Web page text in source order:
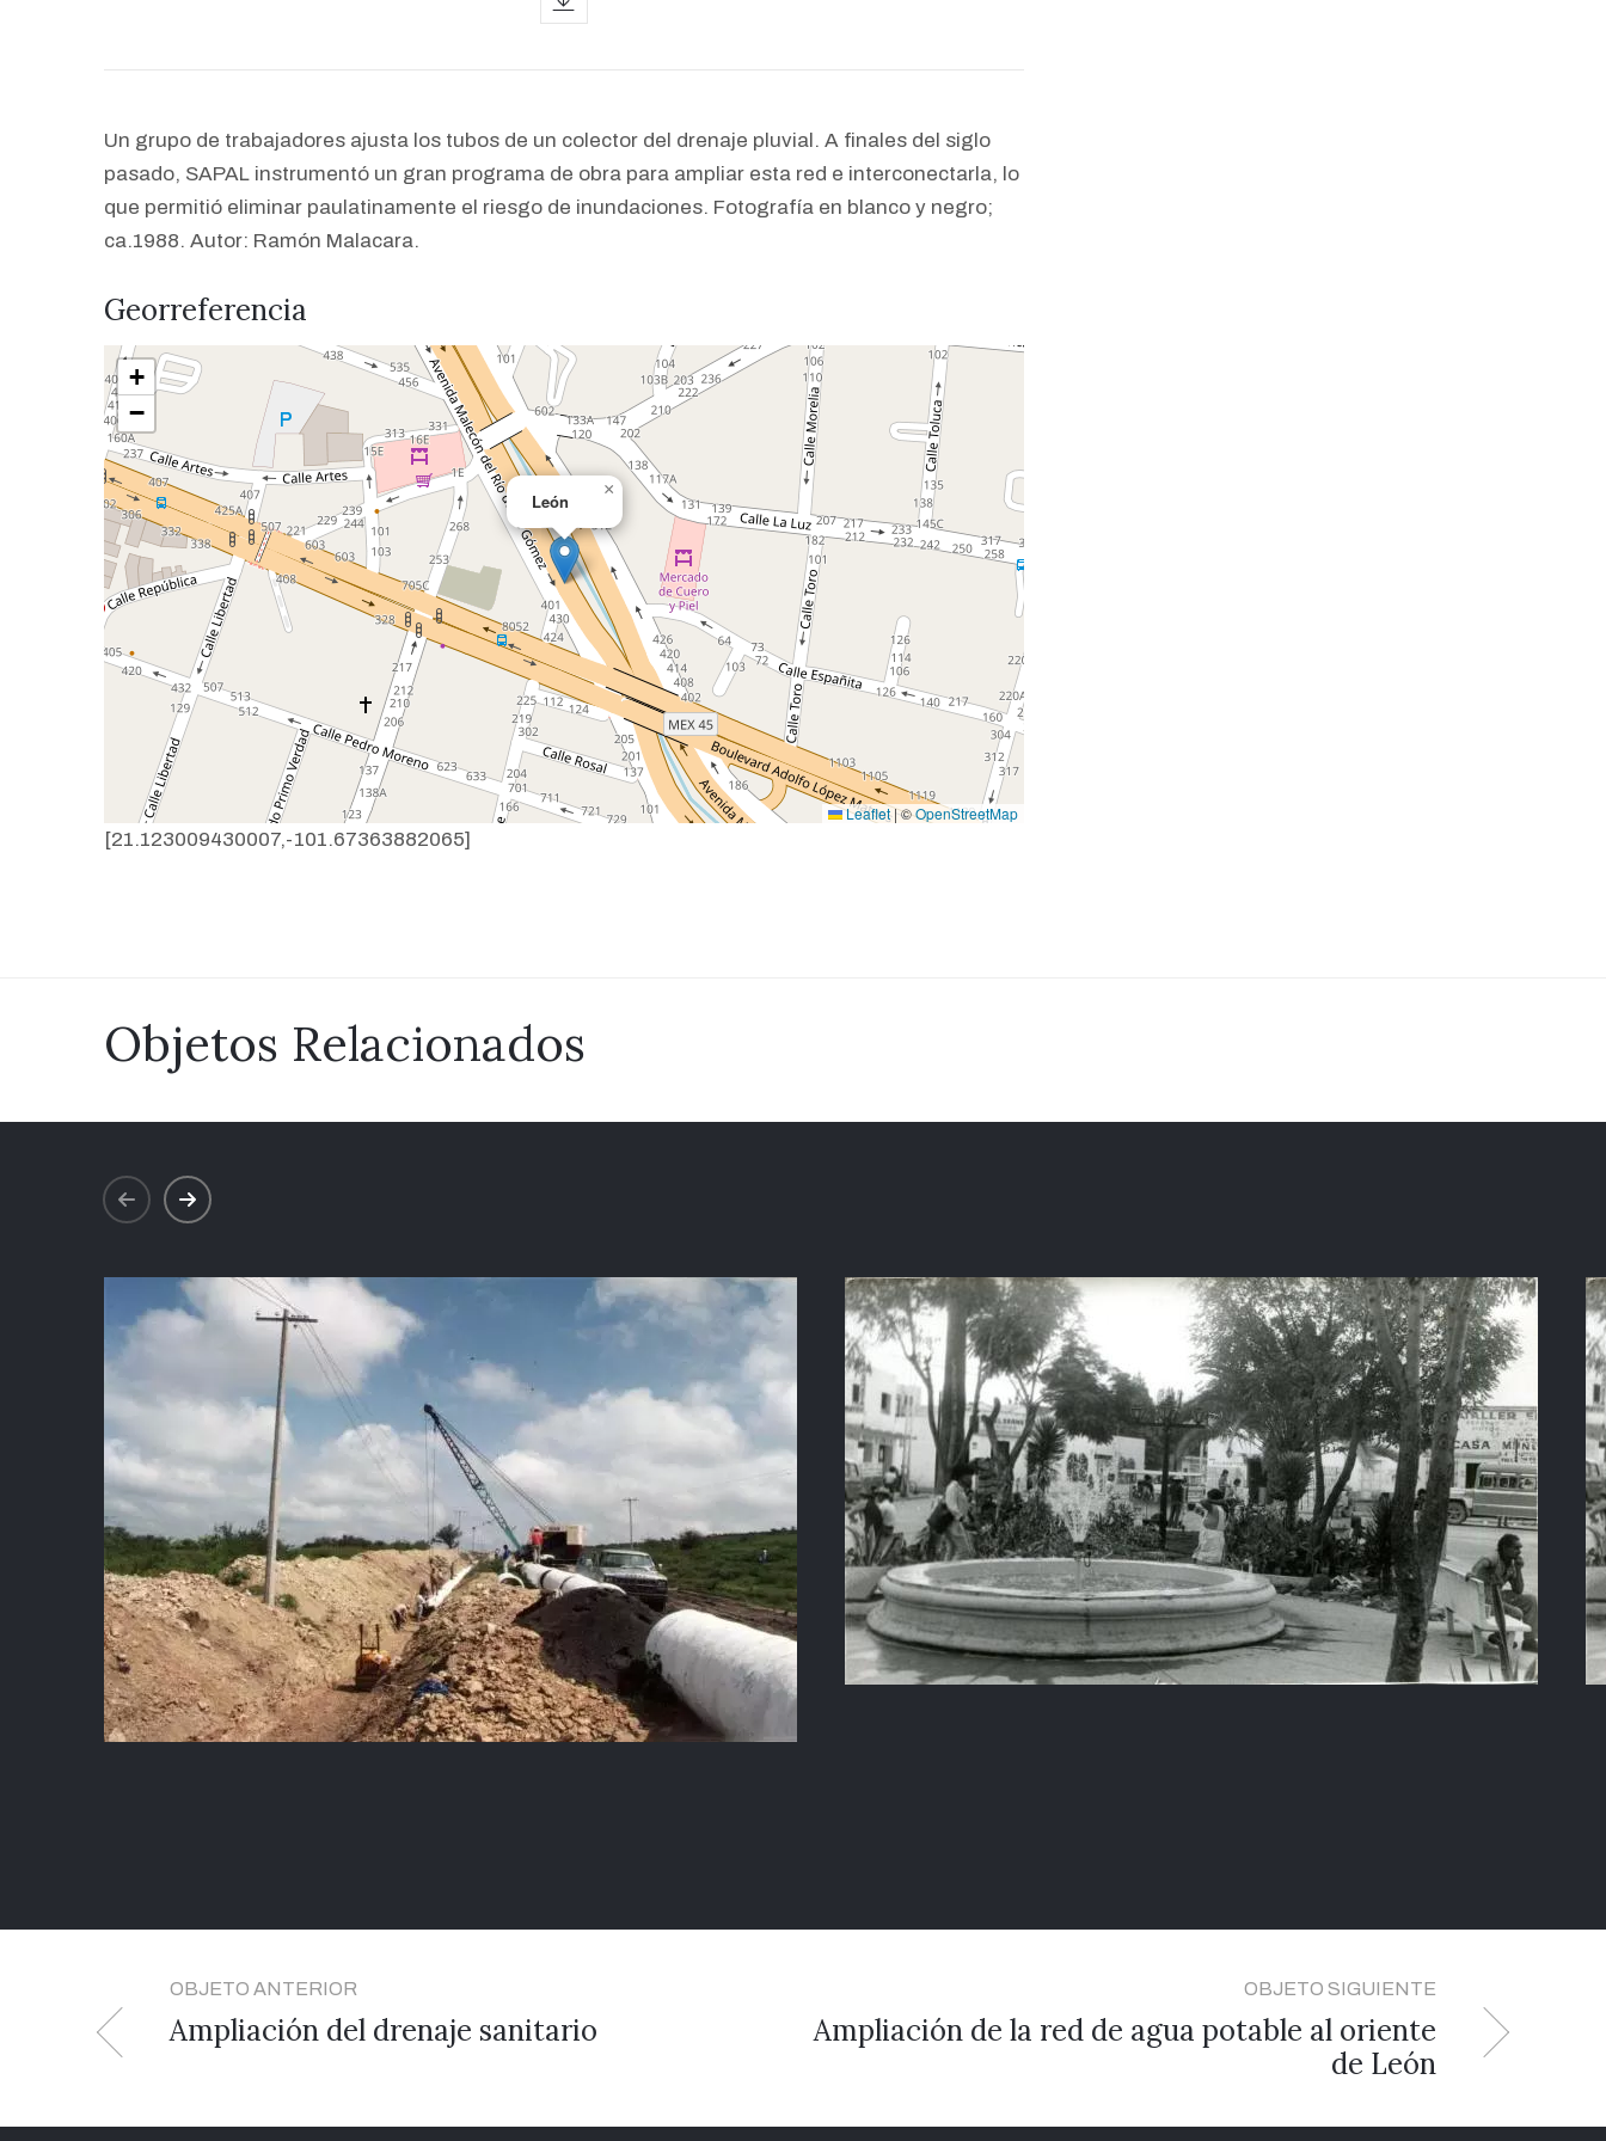
Un grupo de trabajadores ajusta los tubos de un colector del drenaje pluvial. A finales del siglo
pasado, SAPAL instrumentó un gran programa de obra para ampliar esta red e interconectarla, lo
que permitió eliminar paulatinamente el riesgo de inundaciones. Fotografía en blanco y negro;
ca.1988. Autor: Ramón Malacara.
Georreferencia
León
×
+
−
Leaflet|©OpenStreetMap
[21.123009430007,-101.67363882065]
Objetos Relacionados
prev next
OBJETO ANTERIOR
Ampliación del drenaje sanitario
OBJETO SIGUIENTE
Ampliación de la red de agua potable al oriente
de León